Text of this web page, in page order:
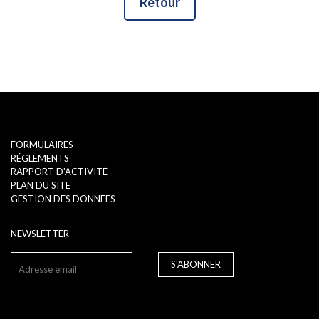
FORMULAIRES
RÉGLEMENTS
RAPPORT D'ACTIVITÉ
PLAN DU SITE
GESTION DES DONNÉES
NEWSLETTER
S'ABONNER